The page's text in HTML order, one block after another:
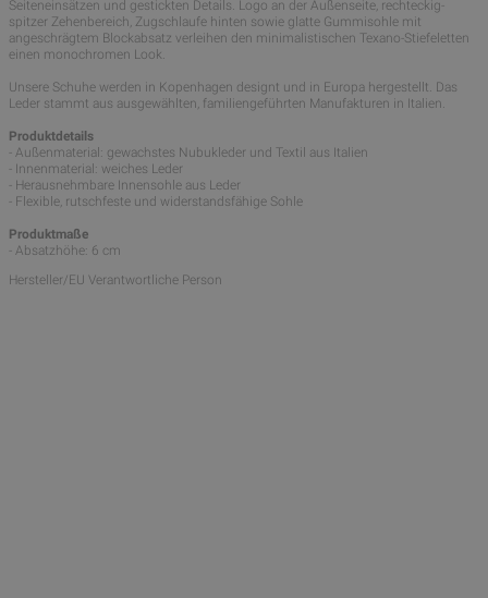
Seiteneinsätzen und gestickten Details. Logo an der Außenseite, rechteckig-
spitzer Zehenbereich, Zugschlaufe hinten sowie glatte Gummisohle mit
angeschrägtem Blockabsatz verleihen den minimalistischen Texano-Stiefeletten
einen monochromen Look.
Unsere Schuhe werden in Kopenhagen designt und in Europa hergestellt. Das
Leder stammt aus ausgewählten, familiengeführten Manufakturen in Italien.
Produktdetails
- Außenmaterial: gewachstes Nubukleder und Textil aus Italien
- Innenmaterial: weiches Leder
- Herausnehmbare Innensohle aus Leder
- Flexible, rutschfeste und widerstandsfähige Sohle
Produktmaße
- Absatzhöhe: 6 cm
Hersteller/EU Verantwortliche Person